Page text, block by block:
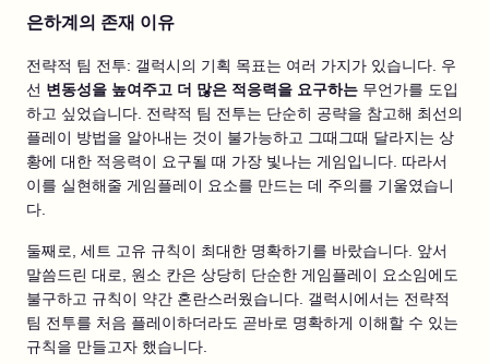
은하계의 존재 이유
전략적 팀 전투: 갤럭시의 기획 목표는 여러 가지가 있습니다. 우
선 변동성을 높여주고 더 많은 적응력을 요구하는 무언가를 도입
하고 싶었습니다. 전략적 팀 전투는 단순히 공략을 참고해 최선의
플레이 방법을 알아내는 것이 불가능하고 그때그때 달라지는 상
황에 대한 적응력이 요구될 때 가장 빛나는 게임입니다. 따라서
이를 실현해줄 게임플레이 요소를 만드는 데 주의를 기울였습니
다.
둘째로, 세트 고유 규칙이 최대한 명확하기를 바랐습니다. 앞서
말씀드린 대로, 원소 칸은 상당히 단순한 게임플레이 요소임에도
불구하고 규칙이 약간 혼란스러웠습니다. 갤럭시에서는 전략적
팀 전투를 처음 플레이하더라도 곧바로 명확하게 이해할 수 있는
규칙을 만들고자 했습니다.